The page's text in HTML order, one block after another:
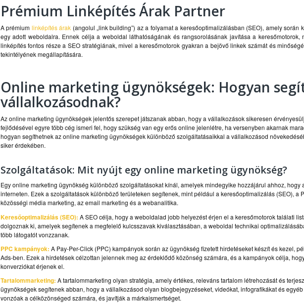
Prémium Linképítés Árak Partner
A prémium linképítés árak (angolul „link building”) az a folyamat a keresőoptimalizálásban (SEO), amely
egy adott weboldalra. Ennek célja a weboldal láthatóságának és rangsorolásának javítása a
linképítés fontos része a SEO stratégiának, mivel a keresőmotorok gyakran a bejövő linkek számát és
tekintélyének megállapítására.
Online marketing ügynökségek: Hogyan
vállalkozásodnak?
Az online marketing ügynökségek jelentős szerepet játszanak abban, hogy a vállalkozások sikeresen
fejlődésével egyre több cég ismeri fel, hogy szükség van egy erős online jelenlétre, ha versenyben akarnak
hogyan segíthetnek az online marketing ügynökségek különböző szolgáltatásaikkal a vállalkozásod
siker érdekében.
Szolgáltatások: Mit nyújt egy online marketing ügynökség?
Egy online marketing ügynökség különböző szolgáltatásokat kínál, amelyek mindegyike hozzájárul ahhoz,
interneten. Ezek a szolgáltatások különböző területeken segítenek, mint például a keresőoptimalizálás (SEO), a
közösségi média marketing, az email marketing és a webanalitika.
Keresőoptimalizálás (SEO): A SEO célja, hogy a weboldalad jobb helyezést érjen el a keresőmotorok találati
dolgoznak ki, amelyek segítenek a megfelelő kulcsszavak kiválasztásában, a weboldal technikai
több látogatót vonzzanak.
PPC kampányok: A Pay-Per-Click (PPC) kampányok során az ügynökség fizetett hirdetéseket készít és kezel,
Ads-ben. Ezek a hirdetések célzottan jelennek meg az érdeklődő közönség számára, és a kampányok célja,
konverziókat érjenek el.
Tartalommarketing: A tartalommarketing olyan stratégia, amely értékes, releváns tartalom létrehozását és
ügynökségek segítenek abban, hogy a vállalkozásod olyan blogbejegyzéseket, videókat, infografikákat és
vonzóak a célközönséged számára, és javítják a márkaismertséget.